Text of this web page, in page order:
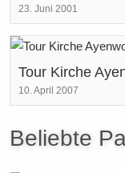
23. Juni 2001
Tour Kirche
10. April 2007
Beliebte